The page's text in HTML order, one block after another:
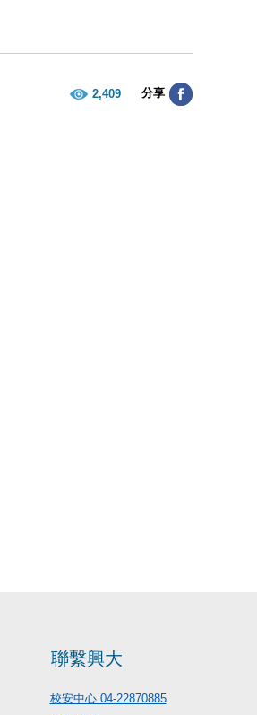
2,409 分享
聯繫興大
校安中心 04-22870885